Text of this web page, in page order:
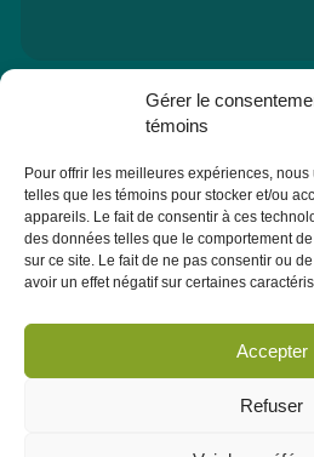
Gérer le
témoins
Pour offrir les meilleures expériences,
telles que les témoins pour stocker et/ou
appareils. Le fait de consentir à ces
des données telles que le comportement
sur ce site. Le fait de ne pas consentir ou
avoir un effet négatif sur certaines
Accepter
Refuser
Pavillon Manicouagan, 7
Jonquière (Québec) G7X 7W2
Consulter la section À PROPOS -
des membres de l'équipe.
Abonnez-vous dès maintenant à
toutes les actualités, les évènements